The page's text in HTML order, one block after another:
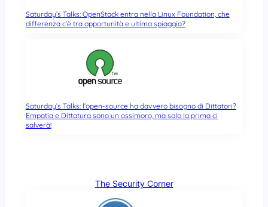
Saturday’s Talks: OpenStack entra nella Linux Foundation, che
differenza c’è tra opportunità e ultima spiaggia?
Saturday’s Talks: l’open-source ha davvero bisogno di Dittatori?
Empatia e Dittatura sono un ossimoro, ma solo la prima ci
salverà!
The Security Corner